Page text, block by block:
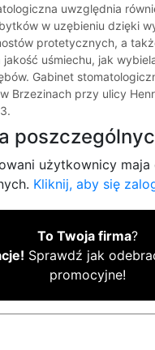
uwzględnia
w uzębieniu dzięki
protetycznych, a
jakość uśmiechu, jak
Gabinet
Brzezinach przy ulicy
użytkownicy
Kliknij, aby się
To Twoja firma?
Sprawdź jak
promocyjne!